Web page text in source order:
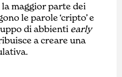
la maggior parte dei
le parole ‘cripto’ e
di abbienti early
a creare una